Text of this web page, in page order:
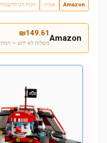
Amazon אמיגו חנות לגו
Amazon
₪149.61
משלוח לא ידוע —